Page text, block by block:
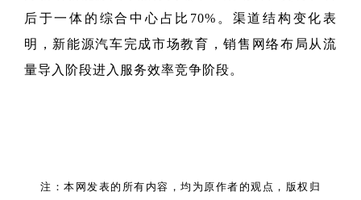
后于一体的综合中心占比70%。渠道结构变化表
明，新能源汽车完成市场教育，销售网络布局从流
量导入阶段进入服务效率竞争阶段。
注：本网发表的所有内容，均为原作者的观点，版权归